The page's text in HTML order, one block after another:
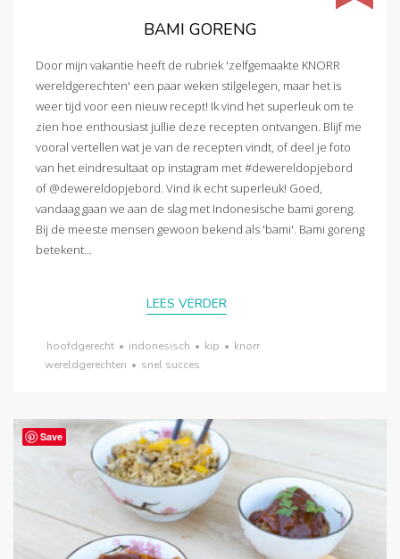
BAMI GORENG
Door mijn vakantie heeft de rubriek 'zelfgemaakte KNORR
wereldgerechten' een paar weken stilgelegen, maar het is
weer tijd voor een nieuw recept! Ik vind het superleuk om te
zien hoe enthousiast jullie deze recepten ontvangen. Blijf me
vooral vertellen wat je van de recepten vindt, of deel je foto
van het eindresultaat op instagram met #dewereldopjebord
of @dewereldopjebord. Vind ik echt superleuk! Goed,
vandaag gaan we aan de slag met Indonesische bami goreng.
Bij de meeste mensen gewoon bekend als 'bami'. Bami goreng
betekent...
LEES VERDER
hoofdgerecht • indonesisch • kip • knorr
wereldgerechten • snel succes
Save